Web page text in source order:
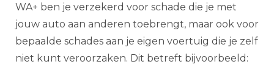
WA+ ben je verzekerd voor schade die je met
jouw auto aan anderen toebrengt, maar ook voor
bepaalde schades aan je eigen voertuig die je zelf
niet kunt veroorzaken. Dit betreft bijvoorbeeld: